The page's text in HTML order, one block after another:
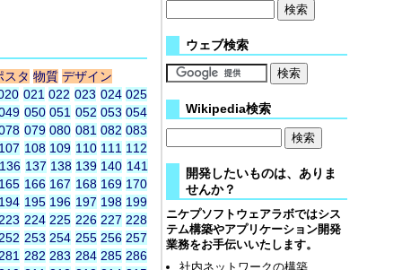
スタ 物質 デザイン
021 022 023 024 025
050 051 052 053 054
079 080 081 082 083
108 109 110 111 112
136 137 138 139 140 141
166 167 168 169 170
195 196 197 198 199
224 225 226 227 228
253 254 255 256 257
282 283 284 285 286
ウェブ検索
Wikipedia検索
開発したいものは、ありま
せんか？
ニケプソフトウェアラボではシス
テム構築やアプリケーション開発
業務をお手伝いいたします。
社内ネットワークの構築